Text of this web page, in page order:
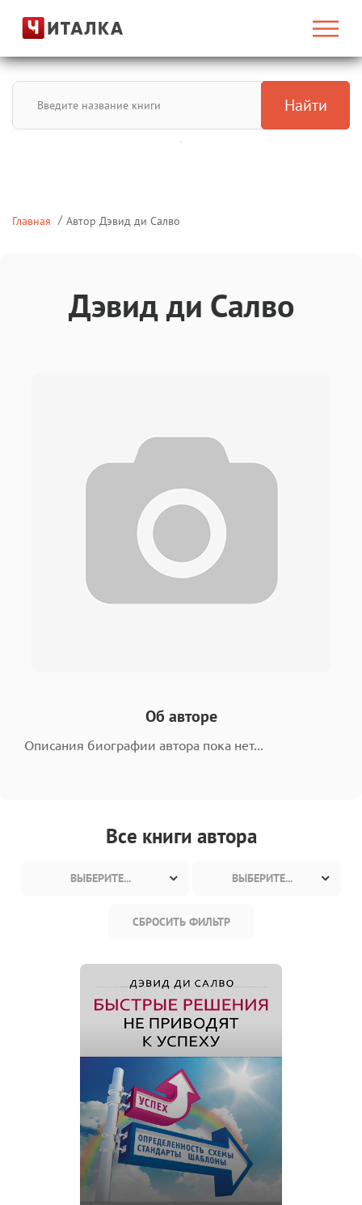
Найти
Главная Автор Дэвид ди Салво
Дэвид ди Салво
Об авторе
Описания биографии автора пока нет...
Все книги автора
ВЫБЕРИТЕ... ВЫБЕРИТЕ...
СБРОСИТЬ ФИЛЬТР